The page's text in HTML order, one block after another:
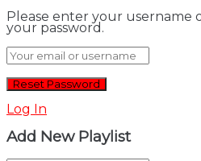
Please enter your username
your password.
Log In
Add New Playlist